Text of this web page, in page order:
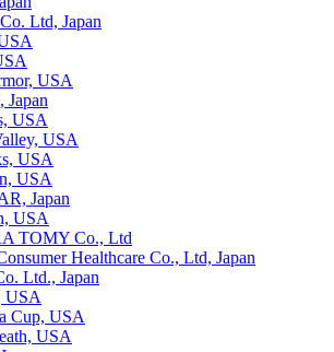
Ltd, Japan
USA
Japan
USA
USA
USA
USA
Japan
USA
TOMY Co., Ltd
Healthcare Co., Ltd, Japan
Ltd., Japan
USA
Cup, USA
USA